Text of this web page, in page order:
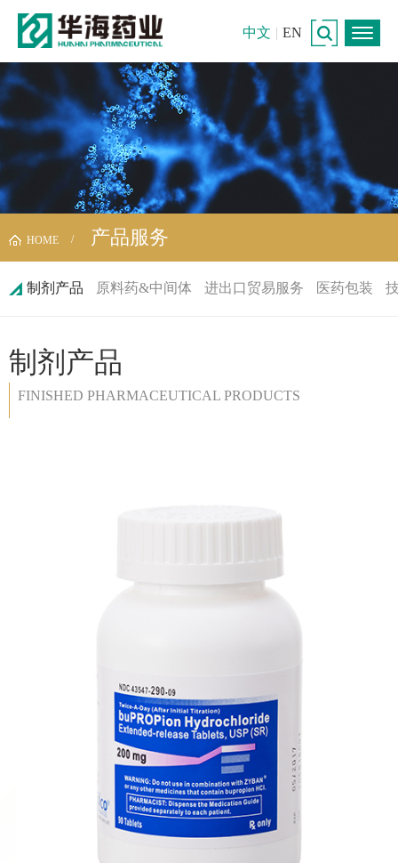
中文 | EN
HOME 产品服务
制剂产品 原料药&中间体 进出口贸易服务 医药包装
制剂产品
FINISHED PHARMACEUTICAL PRODUCTS